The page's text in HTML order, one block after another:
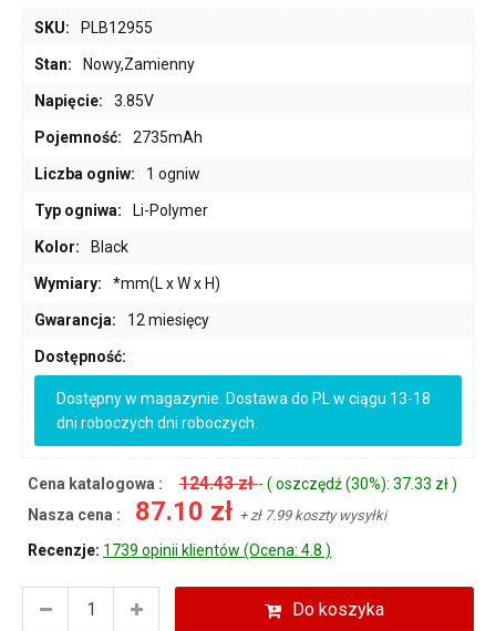
SKU: PLB12955
Stan: Nowy,Zamienny
Napięcie: 3.85V
Pojemność: 2735mAh
Liczba ogniw: 1 ogniw
Typ ogniwa: Li-Polymer
Kolor: Black
Wymiary: *mm(L x W x H)
Gwarancja: 12 miesięcy
Dostępność:
Dostępny w magazynie. Dostawa do PL w ciągu 13-18
dni roboczych dni roboczych.
Cena katalogowa : 124.43 zł- ( oszczędź (30%): 37.33 zł )
Nasza cena :
87.10 zł + zł 7.99 koszty wysyłki
Recenzje: 1739 opinii klientów (Ocena: 4.8 )
Do koszyka